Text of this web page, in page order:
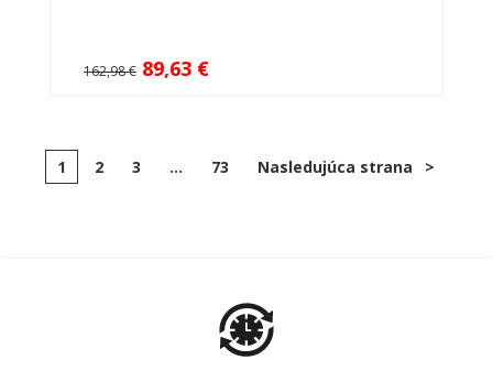
162,98 € 89,63 €
1 2 3 ... 73 Nasledujúca strana >